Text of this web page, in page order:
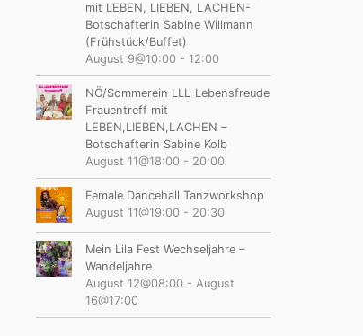
mit LEBEN, LIEBEN, LACHEN-
Botschafterin Sabine Willmann
(Frühstück/Buffet)
August 9@10:00- 12:00
NÖ/Sommerein LLL-Lebensfreude
Frauentreff mit
LEBEN,LIEBEN,LACHEN –
Botschafterin Sabine Kolb
August 11@18:00- 20:00
Female Dancehall Tanzworkshop
August 11@19:00- 20:30
Mein Lila Fest Wechseljahre –
Wandeljahre
August 12@08:00- August
16@17:00